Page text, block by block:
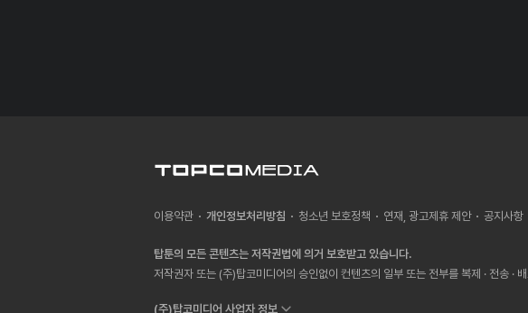
이용약관 개인정보처리방침 청소년 보호정책 연재, 광고제휴 제안 공지사항
탑툰의 모든 콘텐츠는 저작권법에 의거 보호받고 있습니다.
저작권자 또는 (주)탑코미디어의 승인없이 컨텐츠의 일부 또는 전부를 복제 · 전송
(주)탑코미디어 사업자 정보